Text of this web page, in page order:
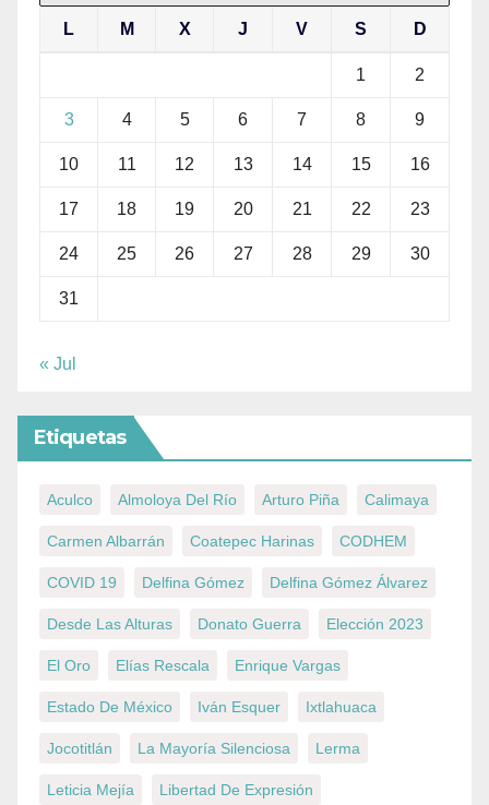
L M X J V S D
1 2
3 4 5 6 7 8 9
10 11 12 13 14 15 16
17 18 19 20 21 22 23
24 25 26 27 28 29 30
31
« Jul
Etiquetas
Aculco Almoloya Del Río Arturo Piña Calimaya
Carmen Albarrán Coatepec Harinas CODHEM
COVID 19 Delfina Gómez Delfina Gómez Álvarez
Desde Las Alturas Donato Guerra Elección 2023
El Oro Elías Rescala Enrique Vargas
Estado De México Iván Esquer Ixtlahuaca
Jocotitlán La Mayoría Silenciosa Lerma
Leticia Mejía Libertad De Expresión